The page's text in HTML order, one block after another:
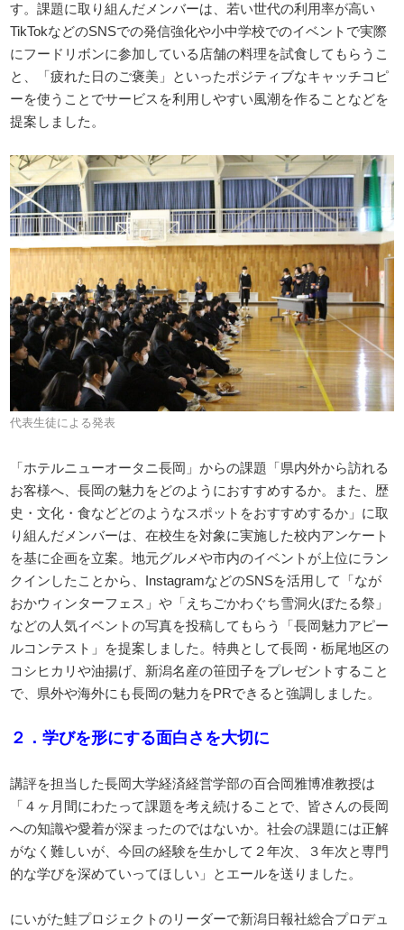
す。課題に取り組んだメンバーは、若い世代の利用率が高い
TikTokなどのSNSでの発信強化や小中学校でのイベントで実際
にフードリボンに参加している店舗の料理を試食してもらうこ
と、「疲れた日のご褒美」といったポジティブなキャッチコピ
ーを使うことでサービスを利用しやすい風潮を作ることなどを
提案しました。
代表生徒による発表
「ホテルニューオータニ長岡」からの課題「県内外から訪れる
お客様へ、長岡の魅力をどのようにおすすめするか。また、歴
史・文化・食などどのようなスポットをおすすめするか」に取
り組んだメンバーは、在校生を対象に実施した校内アンケート
を基に企画を立案。地元グルメや市内のイベントが上位にラン
クインしたことから、InstagramなどのSNSを活用して「なが
おかウィンターフェス」や「えちごかわぐち雪洞火ぼたる祭」
などの人気イベントの写真を投稿してもらう「長岡魅力アピー
ルコンテスト」を提案しました。特典として長岡・栃尾地区の
コシヒカリや油揚げ、新潟名産の笹団子をプレゼントすること
で、県外や海外にも長岡の魅力をPRできると強調しました。
２．学びを形にする面白さを大切に
講評を担当した長岡大学経済経営学部の百合岡雅博准教授は
「４ヶ月間にわたって課題を考え続けることで、皆さんの長岡
への知識や愛着が深まったのではないか。社会の課題には正解
がなく難しいが、今回の経験を生かして２年次、３年次と専門
的な学びを深めていってほしい」とエールを送りました。
にいがた鮭プロジェクトのリーダーで新潟日報社総合プロデュ